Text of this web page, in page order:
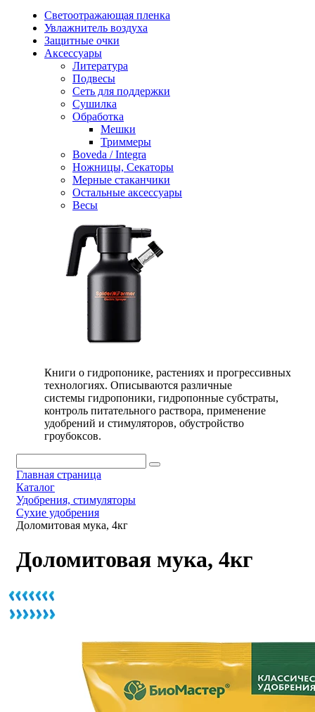
Светоотражающая пленка
Увлажнитель воздуха
Защитные очки
Аксессуары
Литература
Подвесы
Сеть для поддержки
Сушилка
Обработка
Мешки
Триммеры
Boveda / Integra
Ножницы, Секаторы
Мерные стаканчики
Остальные аксессуары
Весы
Книги о гидропонике, растениях и прогрессивных
технологиях. Описываются различные
системы гидропоники, гидропонные субстраты,
контроль питательного раствора, применение
удобрений и стимуляторов, обустройство
гроубоксов.
Главная страница
Каталог
Удобрения, стимуляторы
Сухие удобрения
Доломитовая мука, 4кг
Доломитовая мука, 4кг